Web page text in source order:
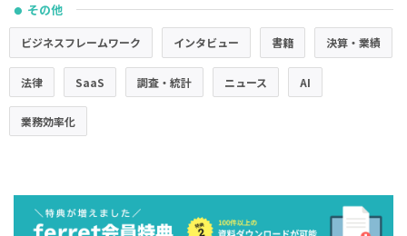
● その他
ビジネスフレームワーク インタビュー 書籍 決算・業績
法律 SaaS 調査・統計 ニュース AI
業務効率化